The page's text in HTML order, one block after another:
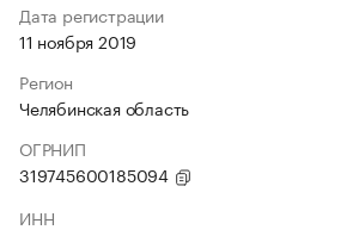
Дата регистрации
11 ноября 2019
Регион
Челябинская область
ОГРНИП
319745600185094
ИНН